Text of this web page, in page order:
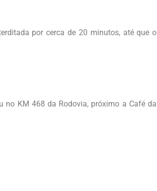
por cerca de 20 minutos, até que o
no KM 468 da Rodovia, próximo a Café da